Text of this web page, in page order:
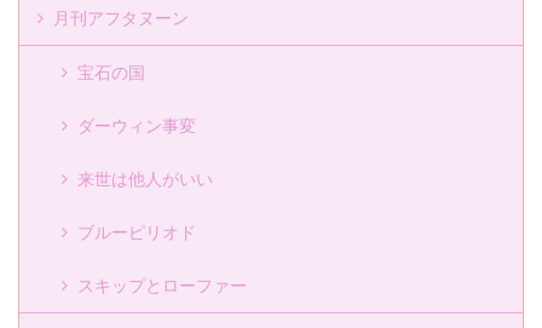
月刊アフタヌーン
宝石の国
ダーウィン事変
来世は他人がいい
ブルーピリオド
スキップとローファー